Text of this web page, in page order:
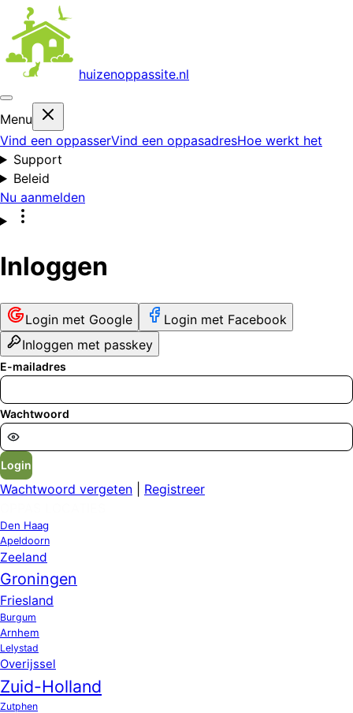
huizenoppassite.nl
Menu
Vind een oppasserVind een oppasadresHoe werkt het
Support
Beleid
Nu aanmelden
Inloggen
Login met Google
Login met Facebook
Inloggen met passkey
E-mailadres
Wachtwoord
Login
Wachtwoord vergeten
Registreer
Den Haag
Apeldoorn
Zeeland
Groningen
Friesland
Burgum
Arnhem
Lelystad
Overijssel
Zuid-Holland
Zutphen